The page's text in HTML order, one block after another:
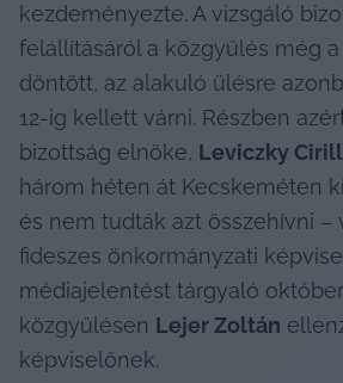
kezdeményezte. A vizsgáló
felállításáról a közgyűlés még
döntött, az alakuló ülésre
12-ig kellett várni. Részben
bizottság elnöke, Leviczky Cirill
három héten át Kecskeméten
és nem tudták azt összehívni –
fideszes önkormányzati
médiajelentést tárgyaló
közgyűlésen Lejer Zoltán
képviselőnek.